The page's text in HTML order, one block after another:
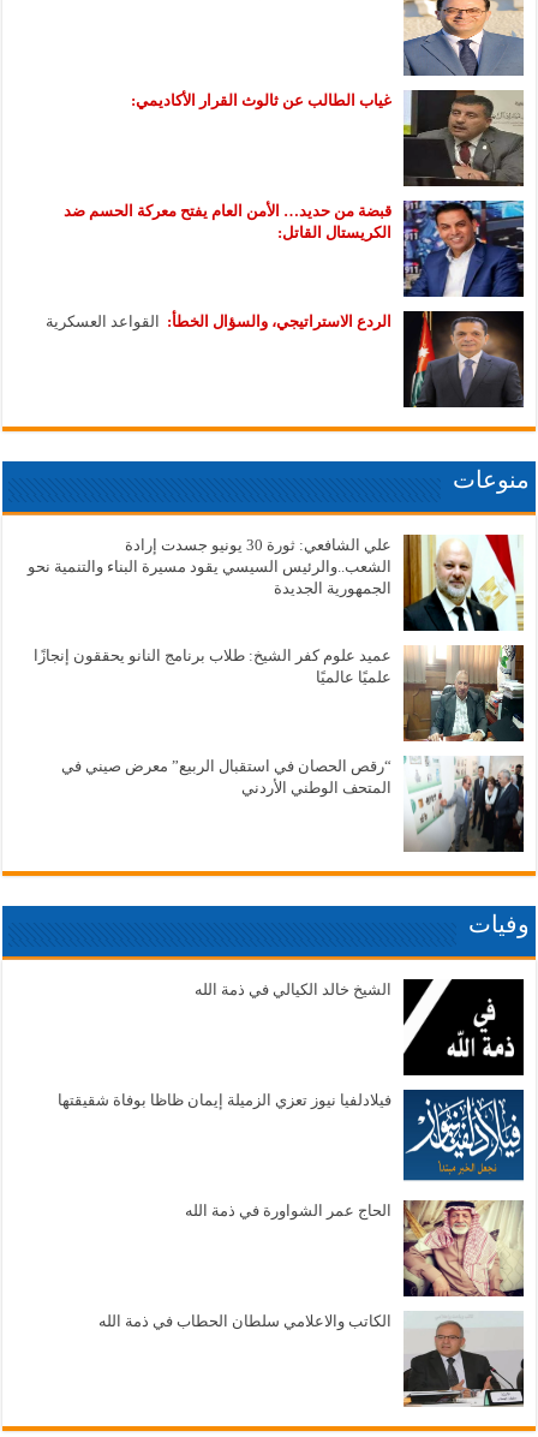
غياب الطالب عن ثالوث القرار الأكاديمي:
قبضة من حديد… الأمن العام يفتح معركة الحسم ضد
الكريستال القاتل:
الردع الاستراتيجي، والسؤال الخطأ: القواعد العسكرية
منوعات
علي الشافعي: ثورة 30 يونيو جسدت إرادة
الشعب..والرئيس السيسي يقود مسيرة البناء والتنمية نحو
الجمهورية الجديدة
عميد علوم كفر الشيخ: طلاب برنامج النانو يحققون إنجازًا
علميًا عالميًا
“رقص الحصان في استقبال الربيع” معرض صيني في
المتحف الوطني الأردني
وفيات
الشيخ خالد الكيالي في ذمة الله
فيلادلفيا نيوز تعزي الزميلة إيمان ظاظا بوفاة شقيقتها
الحاج عمر الشواورة في ذمة الله
الكاتب والاعلامي سلطان الحطاب في ذمة الله